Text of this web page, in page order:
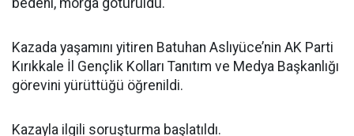
bedeni, morga götürüldü.
Kazada yaşamını yitiren Batuhan Aslıyüce’nin AK Parti
Kırıkkale İl Gençlik Kolları Tanıtım ve Medya Başkanlığı
görevini yürüttüğü öğrenildi.
Kazayla ilgili soruşturma başlatıldı.